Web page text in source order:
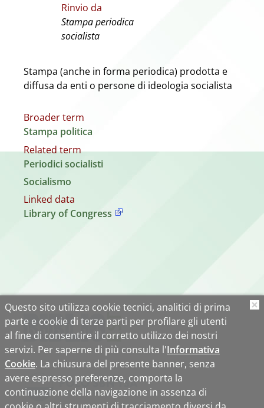
Rinvio da
Stampa periodica
socialista
Stampa (anche in forma periodica) prodotta e
diffusa da enti o persone di ideologia socialista
Broader term
Stampa politica
Related term
Periodici socialisti
Socialismo
Linked data
Library of Congress
Questo sito utilizza cookie tecnici, analitici di prima
parte e cookie di terze parti per profilare gli utenti
al fine di consentire il corretto utilizzo dei nostri
servizi. Per saperne di più consulta l'Informativa
Cookie. La chiusura del presente banner, senza
avere espresso preferenze, comporta la
continuazione della navigazione in assenza di